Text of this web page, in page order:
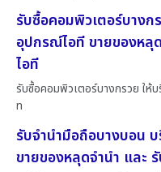
รับซื้อคอมพิวเตอร์บางก
อุปกรณ์ไอที ขายของหลุ
ไอที
รับซื้อคอมพิวเตอร์บางกรวย ให้
ท
รับจำนำมือถือบางบอน
ขายของหลุดจำนำ และ